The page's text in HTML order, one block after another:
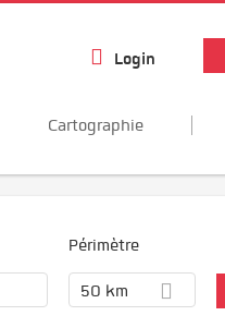
Login
Cartographie
Périmètre
50 km